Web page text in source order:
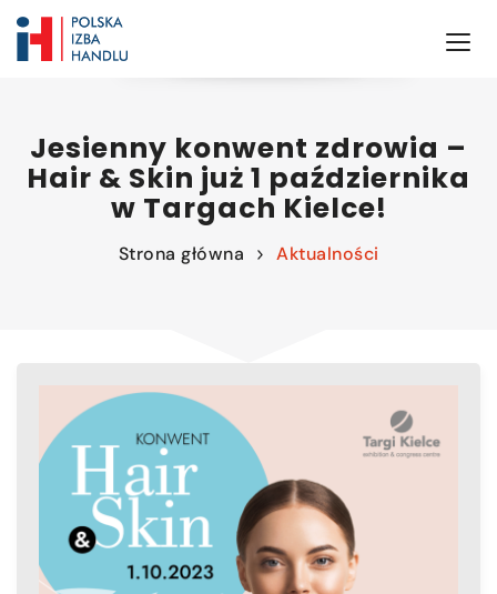
Jesienny konwent zdrowia –
Hair & Skin już 1 października
w Targach Kielce!
Strona główna Aktualności